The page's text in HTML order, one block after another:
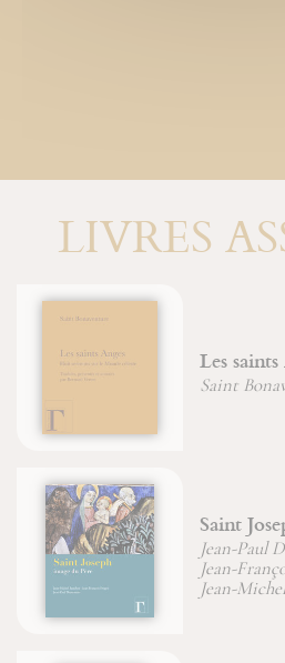
LIVRES
Les saints Anges
Saint Bonaventure
Saint Joseph, image
Jean-Paul Dumontier
Jean-François Froger
Jean-Michel Sanchez